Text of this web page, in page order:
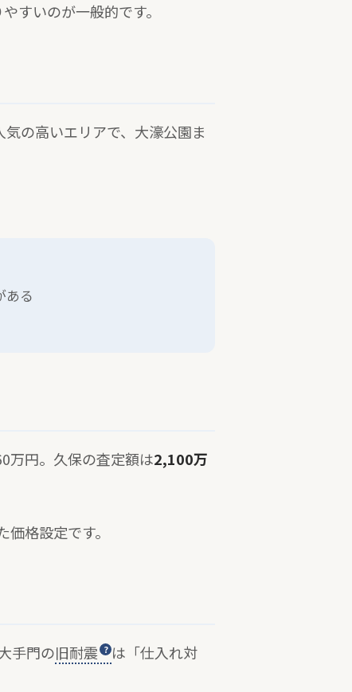
すいのが一般的です。
の高いエリアで、大濠公園ま
ある
万円。久保の査定額は2,100万
格設定です。
手門の旧耐震
は「仕入れ対